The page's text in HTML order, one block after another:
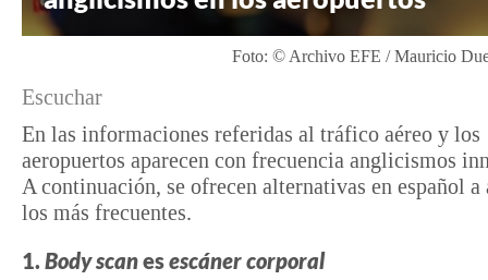
Foto: © Archivo EFE / Mauricio
Escuchar
En las informaciones referidas al tráfico aéreo y los
aeropuertos aparecen con frecuencia anglicismos
A continuación, se ofrecen alternativas en español a
los más frecuentes.
1. Body scanesescáner corporal